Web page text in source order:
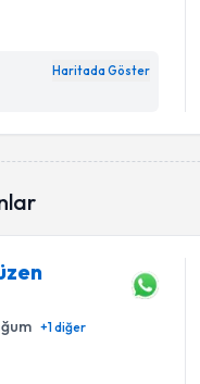
Haritada Göster
+1diğer